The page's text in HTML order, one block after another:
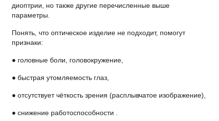
диоптрии, но также другие перечисленные выше
параметры.
Понять, что оптическое изделие не подходит, помогут
признаки:
● головные боли, головокружение,
● быстрая утомляемость глаз,
● отсутствует чёткость зрения (расплывчатое изображение),
● снижение работоспособности .